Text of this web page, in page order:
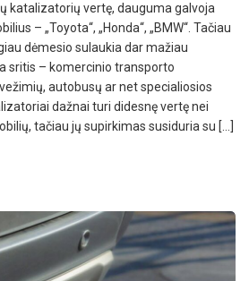
katalizatorių vertę, dauguma galvoja
– „Toyota“, „Honda“, „BMW“. Tačiau
dėmesio sulaukia dar mažiau
sritis – komercinio transporto
autobusų ar net specialiosios
dažnai turi didesnę vertę nei
tačiau jų supirkimas susiduria su […]